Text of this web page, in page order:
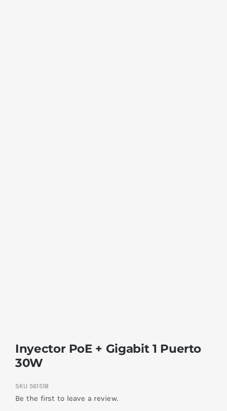
Inyector PoE + Gigabit 1 Puerto
30W
SKU 561518
Be the first to leave a review.